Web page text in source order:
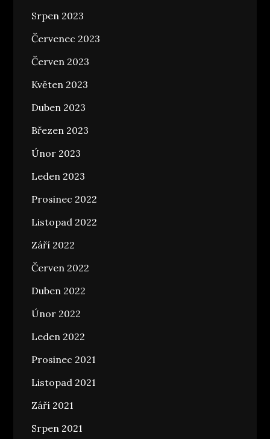
Srpen 2023
Červenec 2023
Červen 2023
Květen 2023
Duben 2023
Březen 2023
Únor 2023
Leden 2023
Prosinec 2022
Listopad 2022
Září 2022
Červen 2022
Duben 2022
Únor 2022
Leden 2022
Prosinec 2021
Listopad 2021
Září 2021
Srpen 2021